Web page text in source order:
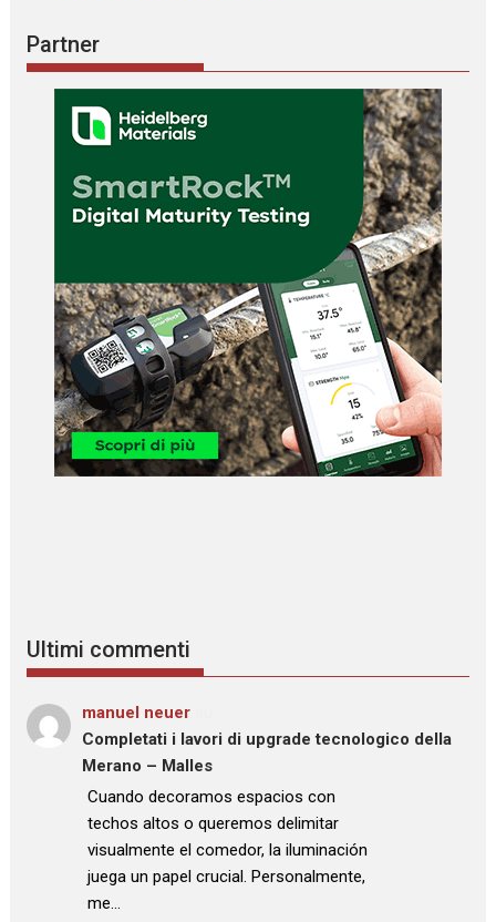
Partner
Ultimi commenti
manuel neuer
Completati i lavori di upgrade tecnologico della
Merano – Malles
: “
Cuando decoramos espacios con
techos altos o queremos delimitar
visualmente el comedor, la iluminación
juega un papel crucial. Personalmente,
me…
”